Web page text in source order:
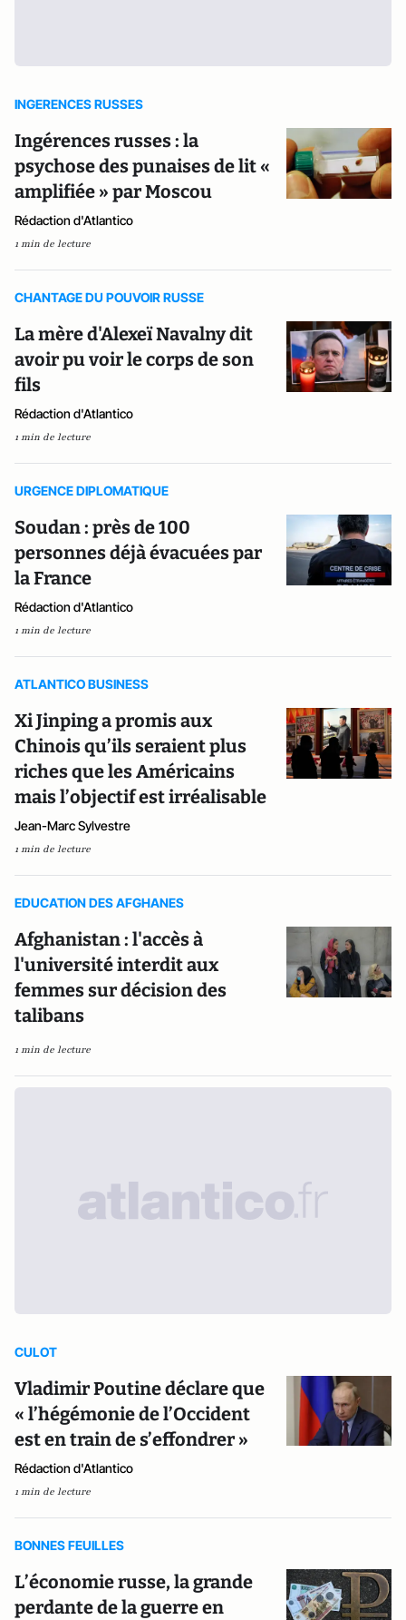
INGERENCES RUSSES
Ingérences russes : la
psychose des punaises de lit «
amplifiée » par Moscou
Rédaction d'Atlantico
1 min de lecture
CHANTAGE DU POUVOIR RUSSE
La mère d'Alexeï Navalny dit
avoir pu voir le corps de son
fils
Rédaction d'Atlantico
1 min de lecture
URGENCE DIPLOMATIQUE
Soudan : près de 100
personnes déjà évacuées par
la France
Rédaction d'Atlantico
1 min de lecture
ATLANTICO BUSINESS
Xi Jinping a promis aux
Chinois qu’ils seraient plus
riches que les Américains
mais l’objectif est irréalisable
Jean-Marc Sylvestre
1 min de lecture
EDUCATION DES AFGHANES
Afghanistan : l'accès à
l'université interdit aux
femmes sur décision des
talibans
1 min de lecture
CULOT
Vladimir Poutine déclare que
« l’hégémonie de l’Occident
est en train de s’effondrer »
Rédaction d'Atlantico
1 min de lecture
BONNES FEUILLES
L’économie russe, la grande
perdante de la guerre en